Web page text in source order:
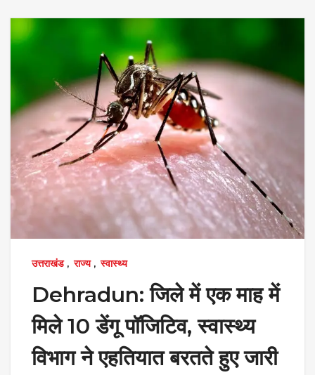
उत्तराखंड, राज्य, स्वास्थ्य
Dehradun: जिले में एक माह में
मिले 10 डेंगू पॉजिटिव, स्वास्थ्य
विभाग ने एहतियात बरतते हुए जारी